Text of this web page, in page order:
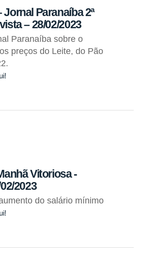
Jornal Paranaíba 2ª
– 28/02/2023
Paranaíba sobre o
preços do Leite, do Pão
Vitoriosa -
2023
do salário mínimo